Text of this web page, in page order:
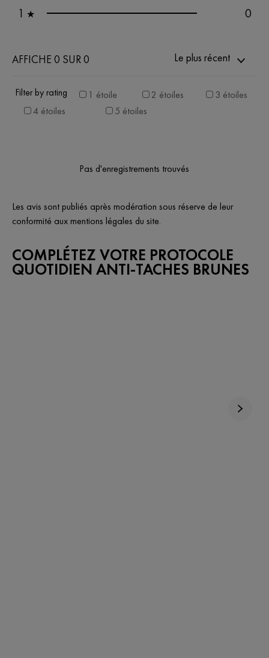
1 ★ 0
AFFICHE 0 SUR 0 Le plus récent
Filter by rating 1 étoile 2 étoiles
3 étoiles
4 étoiles
5 étoiles
Pas d'enregistrements trouvés
Les avis sont publiés après modération sous réserve de leur
conformité aux mentions légales du site.
COMPLÉTEZ VOTRE PROTOCOLE
QUOTIDIEN ANTI-TACHES BRUNES